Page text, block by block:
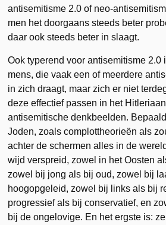
antisemitisme 2.0 of neo-
men het doorgaans steeds beter
daar ook steeds beter in slaagt.
Ook typerend voor antisemitisme 2.0
mens, die vaak een of meerdere
in zich draagt, maar zich er niet
deze effectief passen in het
antisemitische denkbeelden.
Joden, zoals complottheorieën als
achter de schermen alles in de
wijd verspreid, zowel in het Oosten
zowel bij jong als bij oud, zowel bij
hoogopgeleid, zowel bij links als bij
progressief als bij conservatief, en
bij de ongelovige. En het ergste is: